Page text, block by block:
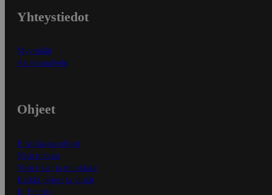
Yhteystiedot
Myymälät
Asiakaspalvelu
Ohjeet
Ensitilaajan ohjeet
Näin maksat
Näin tilaat ja muokkaat
Kaikki ohjeet ja vinkit
In English